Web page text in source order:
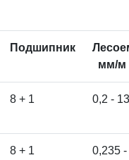
Подшипник
мм/м
8 + 1 0,2 -
8 + 1 0,235